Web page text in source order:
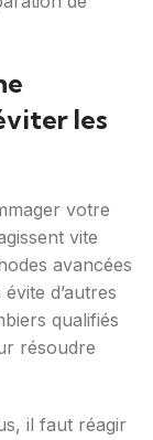
les
votre
vite
avancées
d’autres
qualifiés
résoudre
il faut réagir